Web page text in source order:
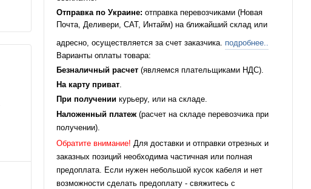
Отправка по Украине: отправка перевозчиками (Новая
Почта, Деливери, САТ, Интайм) на ближайший склад или
адресно, осуществляется за счет заказчика. подробнее..
Варианты оплаты товара:
Безналичный расчет (являемся плательщиками НДС).
На карту приват.
При получении курьеру, или на складе.
Наложенный платеж(расчет на складе перевозчика при
получении).
Обратите внимание! Для доставки и отправки отрезных и
заказных позиций необходима частичная или полная
предоплата. Если нужен небольшой кусок кабеля и нет
возможности сделать предоплату - свяжитесь с